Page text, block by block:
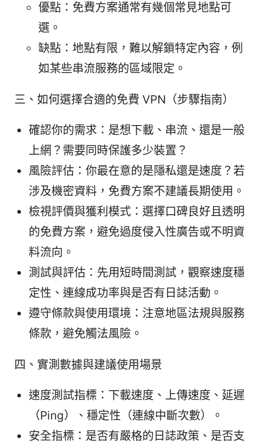
優點：免費方案通常有幾個常見地點可
選。
缺點：地點有限，難以解鎖特定內容，例
如某些串流服務的區域限定。
三、如何選擇合適的免費 VPN（步驟指南）
確認你的需求：是想下載、串流、還是一般
上網？需要同時保護多少裝置？
風險評估：你最在意的是隱私還是速度？若
涉及機密資料，免費方案不建議長期使用。
檢視評價與獲利模式：選擇口碑良好且透明
的免費方案，避免過度侵入性廣告或不明資
料流向。
測試與評估：先用短時間測試，觀察速度穩
定性、連線成功率與是否有日誌活動。
遵守條款與使用環境：注意地區法規與服務
條款，避免觸法風險。
四、實測數據與建議使用場景
速度測試指標：下載速度、上傳速度、延遲
（Ping）、穩定性（連線中斷次數）。
安全指標：是否有嚴格的日誌政策、是否支